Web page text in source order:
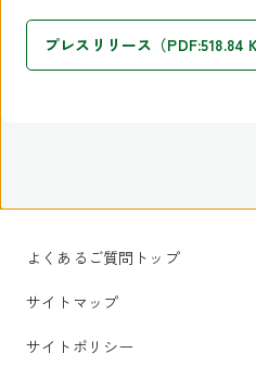
プレスリリース（PDF:518.84
よくあるご質問トップ
サイトマップ
サイトポリシー